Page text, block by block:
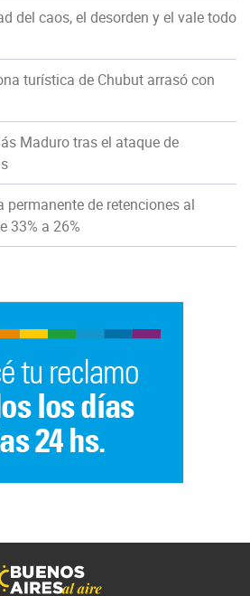
del caos, el desorden y el vale todo
turística de Chubut arrasó con
Maduro tras el ataque de
de retenciones al
33% a 26%